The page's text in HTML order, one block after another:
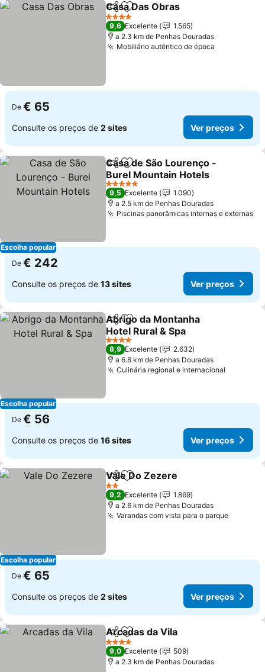
PartilharAdicionar aos favoritos
Casa Das Obras
4 Estrelas
9,6 Excelente
1.565
a 2.3 km de Penhas Douradas
Mobiliário autêntico de época
De € 65
Consulte os preços de 2 sites Ver preços
Escolha popular
PartilharAdicionar aos favoritos
Casa de São Lourenço -
Burel Mountain Hotels
Ver preços
5 Estrelas
9,5 Excelente
1.090
a 2.5 km de Penhas Douradas
Piscinas panorâmicas internas e externas
De € 242
Consulte os preços de 13 sites Ver preços
Escolha popular
PartilharAdicionar aos favoritos
Abrigo da Montanha
Hotel Rural & Spa
Ver preços
4 Estrelas
8,9 Excelente
2.632
a 6.8 km de Penhas Douradas
Culinária regional e internacional
De € 56
Consulte os preços de 16 sites Ver preços
Escolha popular
PartilharAdicionar aos favoritos
Vale Do Zezere
2 Estrelas
9,2 Excelente
1.869
a 2.6 km de Penhas Douradas
Varandas com vista para o parqueVer
De € 65
Consulte os preços de 2 sites Ver preços
PartilharAdicionar aos favoritos
Arcadas da Vila
4 Estrelas
9,0 Excelente
509
a 2.3 km de Penhas Douradas